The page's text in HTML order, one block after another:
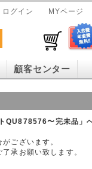
ログイン MYページ
顧客センター
QU878576〜完未品」
ございます。
承お願い致します。